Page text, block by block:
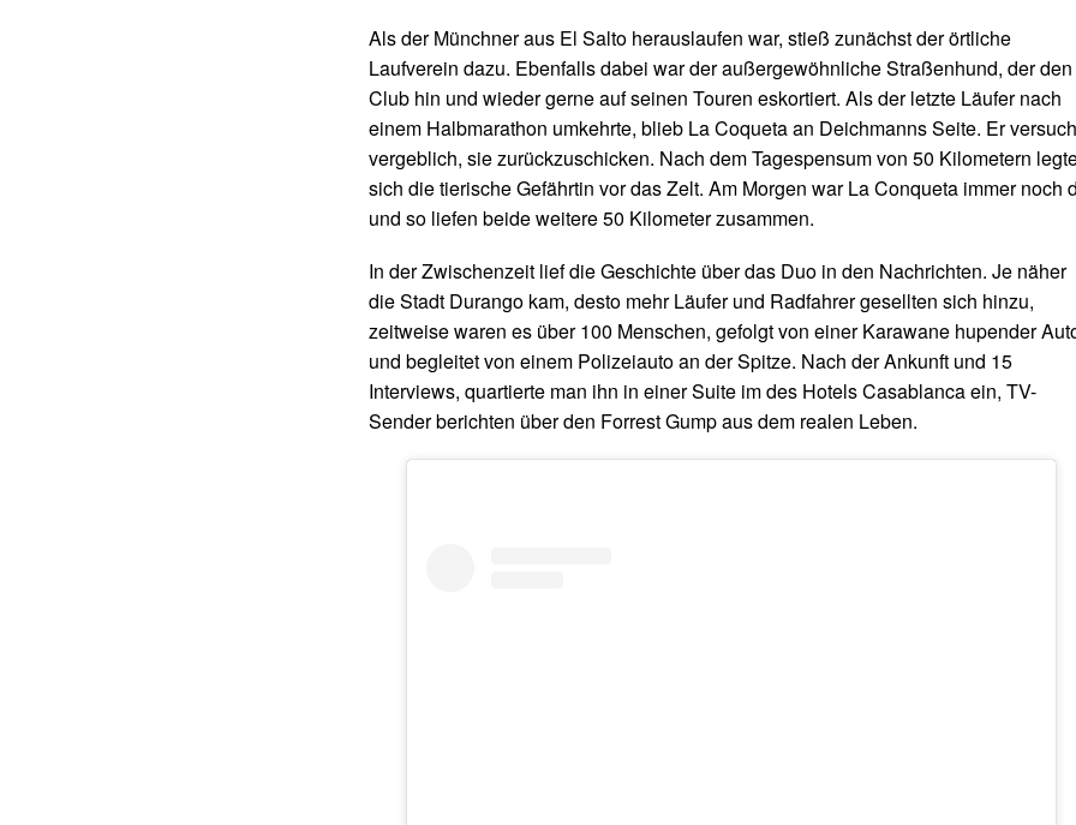
Als der Münchner aus El Salto herauslaufen war, stieß zunächst der örtliche
Laufverein dazu. Ebenfalls dabei war der außergewöhnliche Straßenhund, der den
Club hin und wieder gerne auf seinen Touren eskortiert. Als der letzte Läufer nach
einem Halbmarathon umkehrte, blieb La Coqueta an Deichmanns Seite. Er
vergeblich, sie zurückzuschicken. Nach dem Tagespensum von 50 Kilometern
sich die tierische Gefährtin vor das Zelt. Am Morgen war La Conqueta immer noch
und so liefen beide weitere 50 Kilometer zusammen.
In der Zwischenzeit lief die Geschichte über das Duo in den Nachrichten. Je näher
die Stadt Durango kam, desto mehr Läufer und Radfahrer gesellten sich hinzu,
zeitweise waren es über 100 Menschen, gefolgt von einer Karawane hupender
und begleitet von einem Polizeiauto an der Spitze. Nach der Ankunft und 15
Interviews, quartierte man ihn in einer Suite im des Hotels Casablanca ein, TV-
Sender berichten über den Forrest Gump aus dem realen Leben.